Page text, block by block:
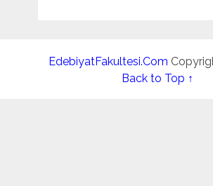
EdebiyatFakultesi.Com
Back to Top ↑